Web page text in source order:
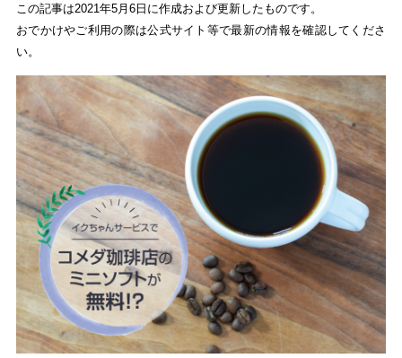
この記事は2021年5月6日に作成および更新したものです。
おでかけやご利用の際は公式サイト等で最新の情報を確認してくださ
い。